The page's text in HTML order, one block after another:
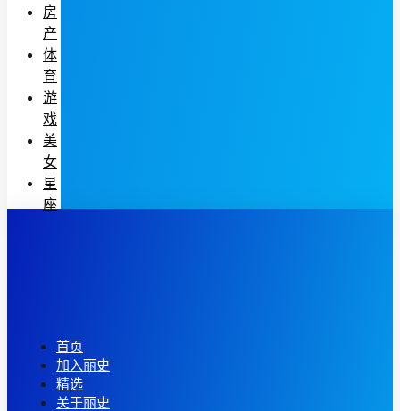
房
产
体
育
游
戏
美
女
星
座
首页
加入丽史
精选
关于丽史